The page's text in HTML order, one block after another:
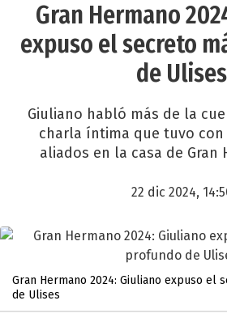
Gran Hermano
expuso el secreto
de Ulises
Giuliano habló más de la
charla íntima que tuvo con
aliados en la casa de Gran
22 dic 2024,
Gran Hermano 2024: Giuliano expuso el
de Ulises